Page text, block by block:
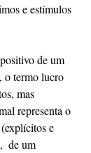
e estímulos
de um
o termo lucro
mas
representa o
e
de um